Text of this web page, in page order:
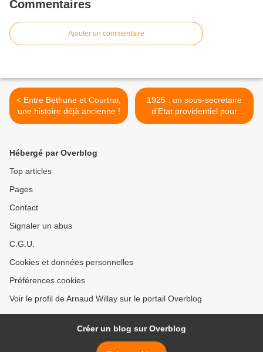
Commentaires
Ajouter un commentaire
< Entre Béthune et Courtrai,
une histoire déjà ancienne !
1925 : un sous-secrétaire
d'Etat providentiel pour
l'hôtel de ville >
Hébergé par Overblog
Top articles
Pages
Contact
Signaler un abus
C.G.U.
Cookies et données personnelles
Préférences cookies
Voir le profil de Arnaud Willay sur le portail Overblog
Créer un blog sur Overblog